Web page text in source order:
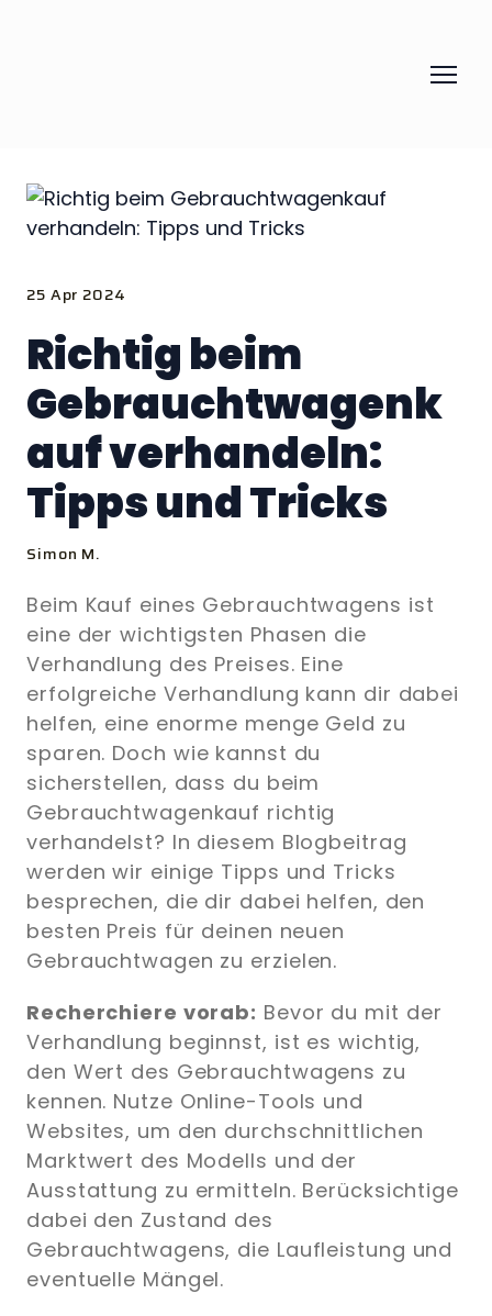
25 Apr 2024
Richtig beim
Gebrauchtwagenk
auf verhandeln:
Tipps und Tricks
Simon M.
Beim Kauf eines Gebrauchtwagens ist
eine der wichtigsten Phasen die
Verhandlung des Preises. Eine
erfolgreiche Verhandlung kann dir dabei
helfen, eine enorme menge Geld zu
sparen. Doch wie kannst du
sicherstellen, dass du beim
Gebrauchtwagenkauf richtig
verhandelst? In diesem Blogbeitrag
werden wir einige Tipps und Tricks
besprechen, die dir dabei helfen, den
besten Preis für deinen neuen
Gebrauchtwagen zu erzielen.
Recherchiere vorab: Bevor du mit der
Verhandlung beginnst, ist es wichtig,
den Wert des Gebrauchtwagens zu
kennen. Nutze Online-Tools und
Websites, um den durchschnittlichen
Marktwert des Modells und der
Ausstattung zu ermitteln. Berücksichtige
dabei den Zustand des
Gebrauchtwagens, die Laufleistung und
eventuelle Mängel.